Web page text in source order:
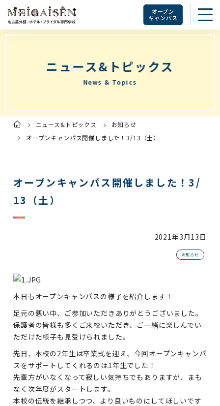
オープン
キャンパス
ニュース&トピックス
News & Topics
ト
プ
ペ
ニュース&トピックス
お知らせ
オープンキャンパス開催しました！3/13（土）
オープンキャンパス開催しました！3/
13（土）
2021年3月13日
お知らせ
本日もオープンキャンパスの様子を紹介します！
足元の悪い中、ご参加いただきありがとうございました。
保護者の皆様も多くご来校いただき、ご一緒に楽しんでい
ただけた様子も見受けられました。
先日、本校の2年生は卒業式を迎え、今回オープンキャンパ
スをサポートしてくれるのは1年生でした！
先輩方がいなくなって寂しい気持ちでもありますが、まも
なく次年度がスタートします。
本校の伝統を継承しつつ、より良いものにしてほしいです